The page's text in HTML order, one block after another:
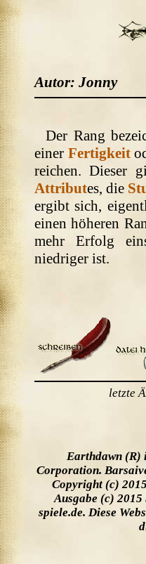
Autor: Jonny
Der Rang
einer Fertigkeit
reichen. Dieser
Attributes, die
ergibt sich,
einen höheren
mehr Erfolg
niedriger ist.
letzte
Earthdawn (R)
Corporation.
Copyright (c)
Ausgabe (c) 2015
spiele.de. Diese